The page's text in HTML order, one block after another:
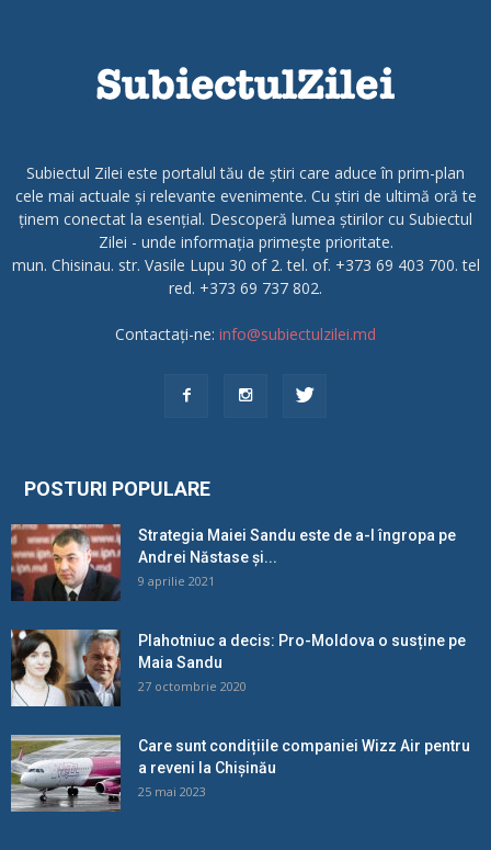
Subiectul Zilei este portalul tău de știri care aduce în prim-plan
cele mai actuale și relevante evenimente. Cu știri de ultimă oră te
ținem conectat la esențial. Descoperă lumea știrilor cu Subiectul
Zilei - unde informația primește prioritate.
mun. Chisinau. str. Vasile Lupu 30 of 2. tel. of. +373 69 403 700. tel
red. +373 69 737 802.
Contactați-ne: info@subiectulzilei.md
POSTURI POPULARE
Strategia Maiei Sandu este de a-l îngropa pe
Andrei Năstase și...
9 aprilie 2021
Plahotniuc a decis: Pro-Moldova o susține pe
Maia Sandu
27 octombrie 2020
Care sunt condițiile companiei Wizz Air pentru
a reveni la Chișinău
25 mai 2023